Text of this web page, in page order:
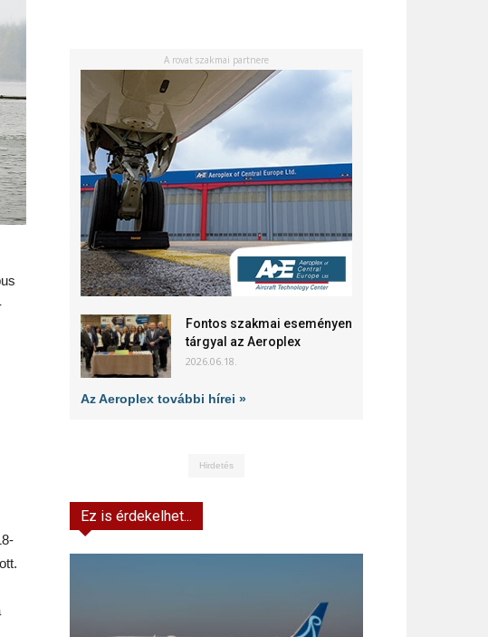
A rovat szakmai partnere
Fontos szakmai eseményen
tárgyal az Aeroplex
2026.06.18.
Az Aeroplex további hírei »
Hirdetés
Ez is érdekelhet...